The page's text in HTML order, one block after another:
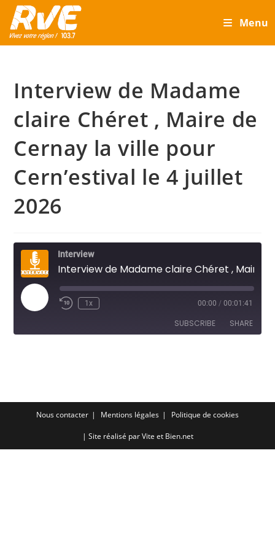
Skip
content
Menu
Interview de Madame
claire Chéret , Maire de
Cernay la ville pour
Cern’estival le 4 juillet
2026
Interview
Play
Episode
1x 00:00 / 00:01:41
SUBSCRIBE SHARE
EMBEDNous contacter Mentions légales Politique de cookies
| Site réalisé parVite et Bien.net